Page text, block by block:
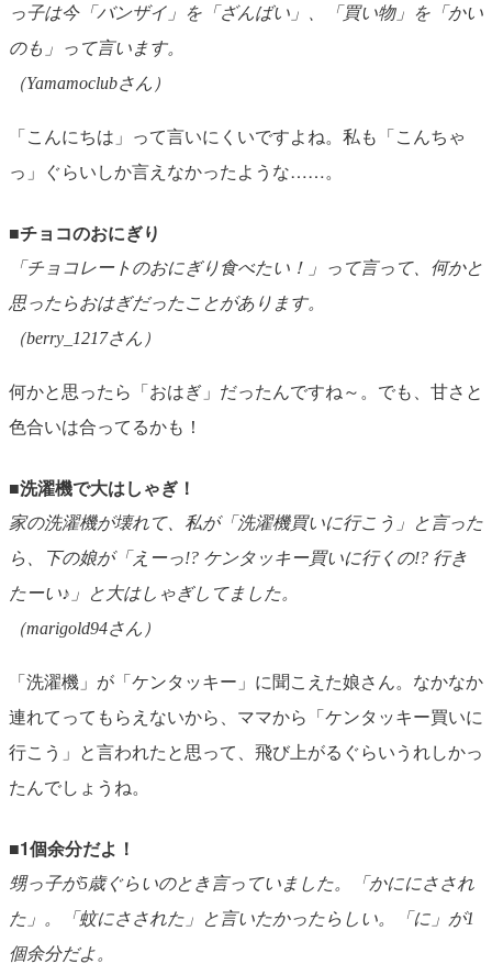
っ子は今「バンザイ」を「ざんばい」、「買い物」を「かい
のも」って言います。
（Yamamoclubさん）
「こんにちは」って言いにくいですよね。私も「こんちゃ
っ」ぐらいしか言えなかったような……。
■チョコのおにぎり
「チョコレートのおにぎり食べたい！」って言って、何かと
思ったらおはぎだったことがあります。
（berry_1217さん）
何かと思ったら「おはぎ」だったんですね～。でも、甘さと
色合いは合ってるかも！
■洗濯機で大はしゃぎ！
家の洗濯機が壊れて、私が「洗濯機買いに行こう」と言った
ら、下の娘が「えーっ!? ケンタッキー買いに行くの!? 行き
たーい♪」と大はしゃぎしてました。
（marigold94さん）
「洗濯機」が「ケンタッキー」に聞こえた娘さん。なかなか
連れてってもらえないから、ママから「ケンタッキー買いに
行こう」と言われたと思って、飛び上がるぐらいうれしかっ
たんでしょうね。
■1個余分だよ！
甥っ子が5歳ぐらいのとき言っていました。「かににさされ
た」。「蚊にさされた」と言いたかったらしい。「に」が1
個余分だよ。